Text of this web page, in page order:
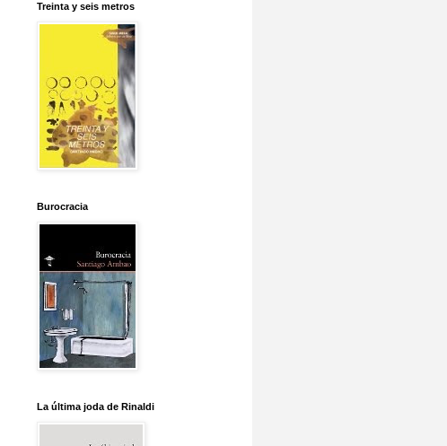
Treinta y seis metros
Burocracia
La última joda de Rinaldi